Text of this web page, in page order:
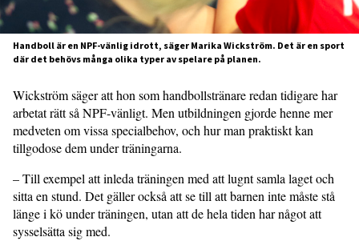
Handboll är en NPF-vänlig idrott, säger Marika Wickström. Det är en sport
där det behövs många olika typer av spelare på planen.
Wickström säger att hon som hand­bollstränare redan tidigare har
arbetat rätt så NPF-vänligt. Men utbildningen gjorde henne mer
medveten om vissa specialbehov, och hur man praktiskt kan
tillgodose dem under träningarna.
– Till exempel att inleda träningen med att lugnt samla laget och
sitta en stund. Det gäller också att se till att barnen inte måste stå
länge i kö under träningen, utan att de hela tiden har något att
sysselsätta sig med.